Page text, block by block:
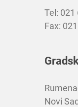
Tel: 021
Fax:
Novi